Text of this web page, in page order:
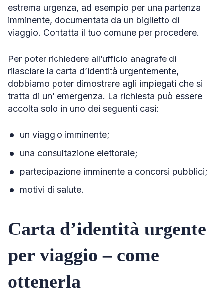
estrema urgenza, ad esempio per una partenza
imminente, documentata da un biglietto di
viaggio. Contatta il tuo comune per procedere.
Per poter richiedere all’ufficio anagrafe di
rilasciare la carta d’identità urgentemente,
dobbiamo poter dimostrare agli impiegati che si
tratta di un’ emergenza. La richiesta può essere
accolta solo in uno dei seguenti casi:
un viaggio imminente;
una consultazione elettorale;
partecipazione imminente a concorsi pubblici;
motivi di salute.
Carta d’identità urgente
per viaggio – come
ottenerla